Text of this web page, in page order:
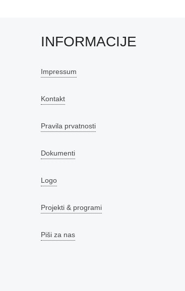
INFORMACIJE
Impressum
Kontakt
Pravila prvatnosti
Dokumenti
Logo
Projekti & programi
Piši za nas